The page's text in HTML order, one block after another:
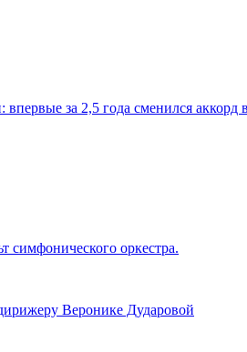
за 2,5 года сменился
симфонического оркестра.
Веронике Дударовой